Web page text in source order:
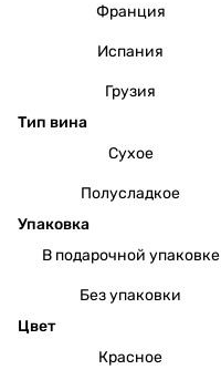
Франция
Испания
Грузия
Тип вина
Сухое
Полусладкое
Упаковка
В подарочной упаковке
Без упаковки
Цвет
Красное